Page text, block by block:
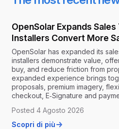
OpenSolar Expands
Installers Convert More
OpenSolar has expanded its
installers demonstrate value,
buy, and reduce friction from
expanded experience brings
proposals, premium imagery,
checkout, E‑Signature and
Posted 4 Agosto 2026
Scopri di più